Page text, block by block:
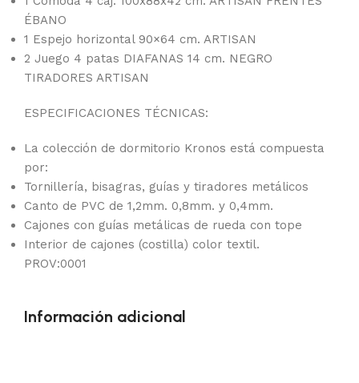
ÉBANO
1 Espejo horizontal 90×64 cm. ARTISAN
2 Juego 4 patas DIAFANAS 14 cm. NEGRO
TIRADORES ARTISAN
ESPECIFICACIONES TÉCNICAS:
La colección de dormitorio Kronos está compuesta
por:
Tornillería, bisagras, guías y tiradores metálicos
Canto de PVC de 1,2mm. 0,8mm. y 0,4mm.
Cajones con guías metálicas de rueda con tope
Interior de cajones (costilla) color textil.
PROV:0001
Información adicional